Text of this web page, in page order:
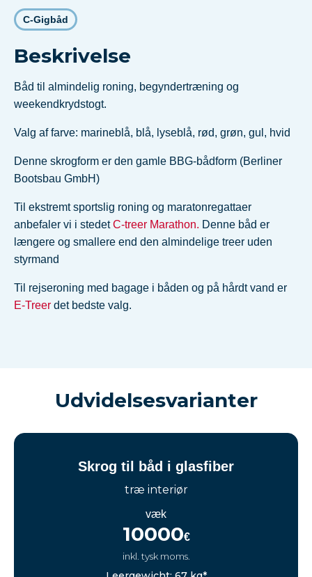
C-Gigbåd
Beskrivelse
Båd til almindelig roning, begyndertræning og
weekendkrydstogt.
Valg af farve: marineblå, blå, lyseblå, rød, grøn, gul, hvid
Denne skrogform er den gamle BBG-bådform (Berliner
Bootsbau GmbH)
Til ekstremt sportslig roning og maratonregattaer
anbefaler vi i stedetC-treer Marathon. Denne båd er
længere og smallere end den almindelige treer uden
styrmand
Til rejseroning med bagage i båden og på hårdt vand er
E-Treer det bedste valg.
Udvidelsesvarianter
Skrog til båd i glasfiber
træ interiør
væk
10000€
inkl. tysk moms.